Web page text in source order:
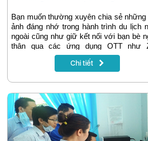
Bạn muốn thường xuyên chia sẻ những
ảnh đáng nhớ trong hành trình du lịch
ngoài cũng như giữ kết nối với bạn bè
thân qua các ứng dụng OTT như
Viber…nhưng lại lo mức phí kết nối
nước ngoài đắt đỏ, thì hãy từ bỏ ngay
mới nhất của VinaPhone.
Chi tiết